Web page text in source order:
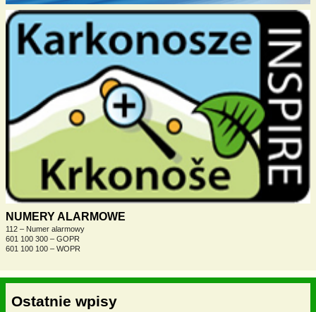
NUMERY ALARMOWE
112 – Numer alarmowy
601 100 300 – GOPR
601 100 100 – WOPR
Ostatnie wpisy